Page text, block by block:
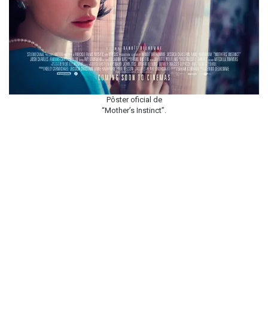
Pôster oficial de
“Mother’s Instinct”.